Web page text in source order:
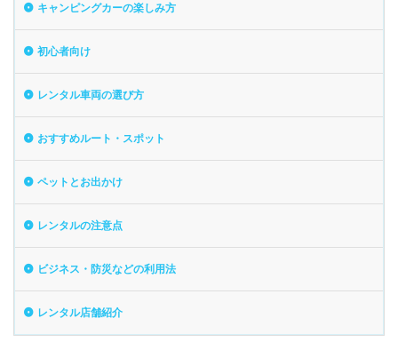
キャンピングカーの楽しみ方
初心者向け
レンタル車両の選び方
おすすめルート・スポット
ペットとお出かけ
レンタルの注意点
ビジネス・防災などの利用法
レンタル店舗紹介